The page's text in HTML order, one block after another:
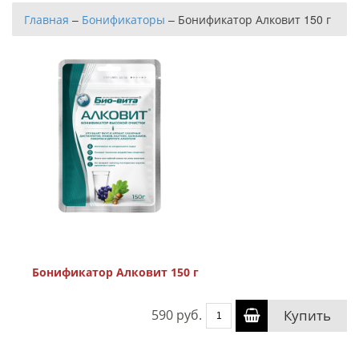
Главная – Бонификаторы – Бонификатор Алковит 150 г
Бонификатор Алковит 150 г
590 руб. Купить